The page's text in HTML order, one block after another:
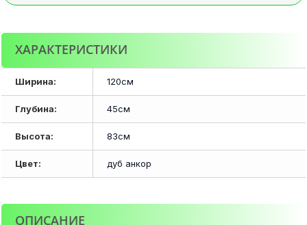
ХАРАКТЕРИСТИКИ
Ширина: 120см
Глубина: 45см
Высота: 83см
Цвет: дуб анкор
ОПИСАНИЕ